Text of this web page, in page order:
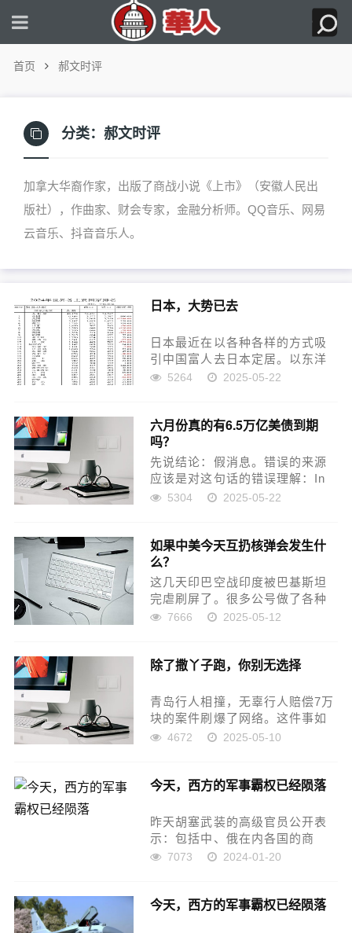
首页 郝文时评
分类： 郝文时评
加拿大华裔作家，出版了商战小说《上市》（安徽人民出
版社），作曲家、财会专家，金融分析师。QQ音乐、网易
云音乐、抖音音乐人。
日本，大势已去
日本最近在以各种各样的方式吸
引中国富人去日本定居。以东洋
人骄横的个性，如果不是走投无
越低。据说最新的移民政策，你
只需手里有500万日元的存款，...
5264 2025-05-22
六月份真的有6.5万亿美债到期
吗？
先说结论：假消息。错误的来源
应该是对这句话的错误理解：In
2025, roughly $9.2 trillion in
5304 2025-05-22
如果中美今天互扔核弹会发生什
么？
这几天印巴空战印度被巴基斯坦
完虐刷屏了。很多公号做了各种
分析，主题就是认为印度没有完
观点，印度有基于美国技术为基
飞...
7666 2025-05-12
除了撒丫子跑，你别无选择
青岛行人相撞，无辜行人赔偿7万
块的案件刷爆了网络。这件事如
果不是青岛把这起案件当成普法
有保持必要的安全距离”，这是多
4672 2025-05-10
今天，西方的军事霸权已经陨落
昨天胡塞武装的高级官员公开表
示：包括中、俄在内各国的商
船，在红海航行时将不会受到任
会攻击美国、英国和以色列的船
7073 2024-01-20
今天，西方的军事霸权已经陨落